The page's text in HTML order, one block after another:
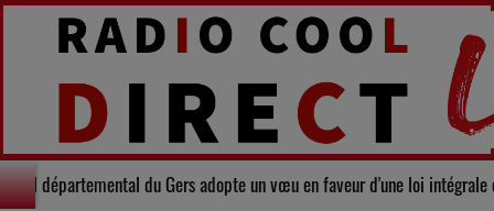
: Le Conseil départemental du Gers adopte un vœu en faveur d'une